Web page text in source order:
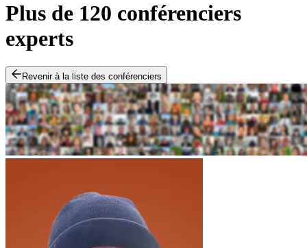
Plus de 120 conférenciers
experts
Revenir à la liste des conférenciers